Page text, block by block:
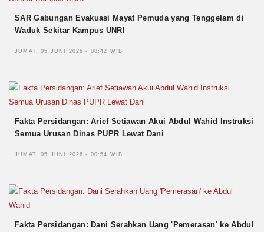
SAR Gabungan Evakuasi Mayat Pemuda yang Tenggelam di
Waduk Sekitar Kampus UNRI
JUMAT, 05 JUNI 2026 - 08:42 WIB
Fakta Persidangan: Arief Setiawan Akui Abdul Wahid Instruksi
Semua Urusan Dinas PUPR Lewat Dani
JUMAT, 05 JUNI 2026 - 00:54 WIB
Fakta Persidangan: Dani Serahkan Uang 'Pemerasan' ke Abdul